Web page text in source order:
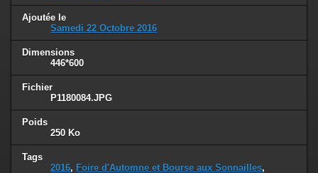
Ajoutée le
Samedi 22 Octobre 2016
Dimensions
446*600
Fichier
P1180084.JPG
Poids
250 Ko
Tags
2016, Foire d'Automne et Bourse aux Sonnailles,